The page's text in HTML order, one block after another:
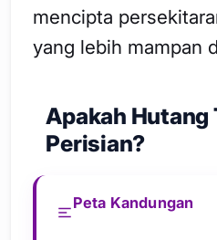
mencipta
yang lebih mampan
Apakah Hutang
Perisian?
Peta Kandungan